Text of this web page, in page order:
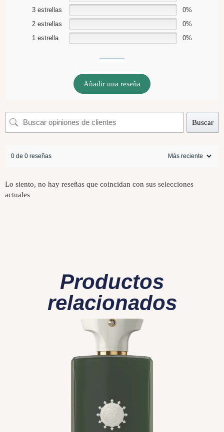
3 estrellas
0%
2 estrellas
0%
1 estrella
0%
Añadir una reseña
Buscar
0 de 0 reseñas
Lo siento, no hay reseñas que coincidan con sus selecciones
actuales
Productos
relacionados